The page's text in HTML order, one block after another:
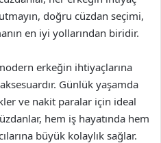
doğru cüzdan seçimi,
en iyi yollarından biridir.
erkeğin ihtiyaçlarına
Günlük yaşamda
ve nakit paralar için ideal
hem iş hayatında hem
büyük kolaylık sağlar.